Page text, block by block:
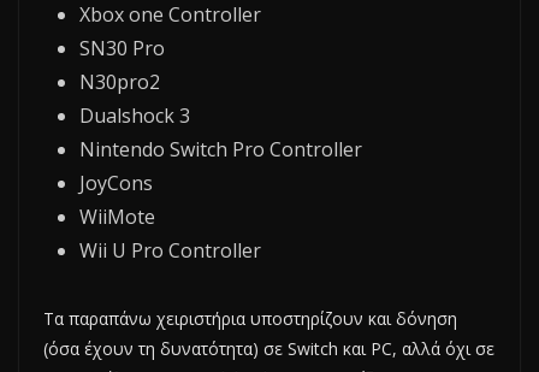
Xbox one Controller
SN30 Pro
N30pro2
Dualshock 3
Nintendo Switch Pro Controller
JoyCons
WiiMote
Wii U Pro Controller
Τα παραπάνω χειριστήρια υποστηρίζουν και δόνηση
(όσα έχουν τη δυνατότητα) σε Switch και PC, αλλά όχι σε